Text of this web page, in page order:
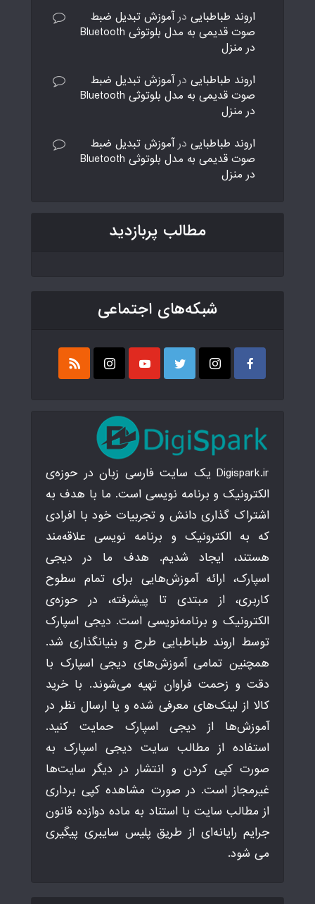
اروند طباطبایی درآموزش تبدیل ضبط
صوت قدیمی به مدل بلوتوثی Bluetooth
در منزل
اروند طباطبایی درآموزش تبدیل ضبط
صوت قدیمی به مدل بلوتوثی Bluetooth
در منزل
اروند طباطبایی درآموزش تبدیل ضبط
صوت قدیمی به مدل بلوتوثی Bluetooth
در منزل
مطالب پربازدید
شبکه‌های اجتماعی
Digispark.ir یک سایت فارسی زبان در حوزه‌ی
الکترونیک و برنامه نویسی است. ما با هدف به
اشتراک گذاری دانش و تجربیات خود با افرادی
که به الکترونیک و برنامه نویسی علاقه‌مند
هستند، ایجاد شدیم. هدف ما در دیجی
اسپارک، ارائه آموزش‌هایی برای تمام سطوح
کاربری، از مبتدی تا پیشرفته، در حوزه‌ی
الکترونیک و برنامه‌نویسی است. دیجی اسپارک
توسط اروند طباطبایی طرح و بنیانگذاری شد.
همچنین تمامی آموزش‌های دیجی اسپارک با
دقت و زحمت فراوان تهیه می‌شوند. با خرید
کالا از لینک‌های معرفی شده و یا ارسال نظر در
آموزش‌ها از دیجی اسپارک حمایت کنید.
استفاده از مطالب سایت دیجی اسپارک به
صورت کپی کردن و انتشار در دیگر سایت‌ها
غیرمجاز است. در صورت مشاهده کپی برداری
از مطالب سایت با استناد به ماده دوازده قانون
جرایم رایانه‌ای از طریق پلیس سایبری پیگیری
می شود.